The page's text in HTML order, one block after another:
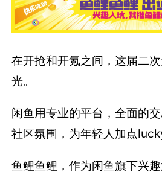
在开抢和开氪之间，这届二
光。
闲鱼用专业的平台，全面的
社区氛围，为年轻人加点
鱼鲤鱼鲤，作为闲鱼旗下兴趣